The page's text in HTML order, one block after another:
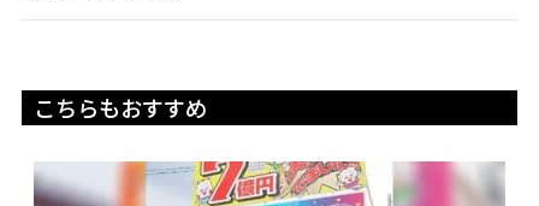
こちらもおすすめ